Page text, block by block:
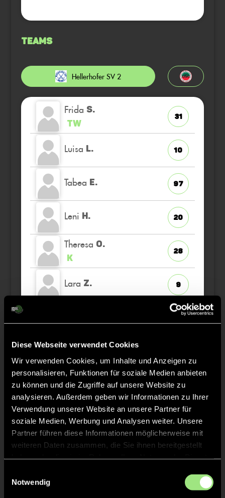
Diese Webseite verwendet Cookies
Wir verwenden Cookies, um Inhalte und Anzeigen zu
personalisieren, Funktionen für soziale Medien anbieten
zu können und die Zugriffe auf unsere Website zu
analysieren. Außerdem geben wir Informationen zu Ihrer
Verwendung unserer Website an unsere Partner für
soziale Medien, Werbung und Analysen weiter. Unsere
Partner führen diese Informationen möglicherweise mit
weiteren Daten zusammen, die Sie ihnen bereitgestellt
Notwendig
Teams
Hellerhofer SV 2
Frida S.
TW
31
Luisa L. 10
Tabea E. 97
Leni H. 20
Theresa O.
K
28
Lara Z. 9
Elen K.
Staff
Kerstin SCHICKENBERG